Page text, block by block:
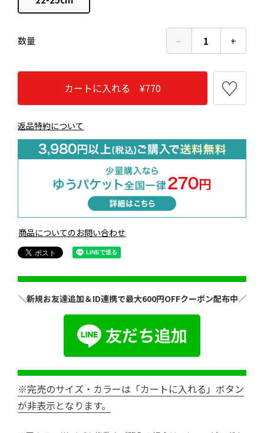
数量 − 1 +
カートに入れる ¥770
返品特約について
商品についてのお問い合わせ
＼新規お友達追加＆ID連携で最大600円OFFクーポン配布中／
※完売のサイズ・カラーは「カートに入れる」ボタン
が非表示となります。